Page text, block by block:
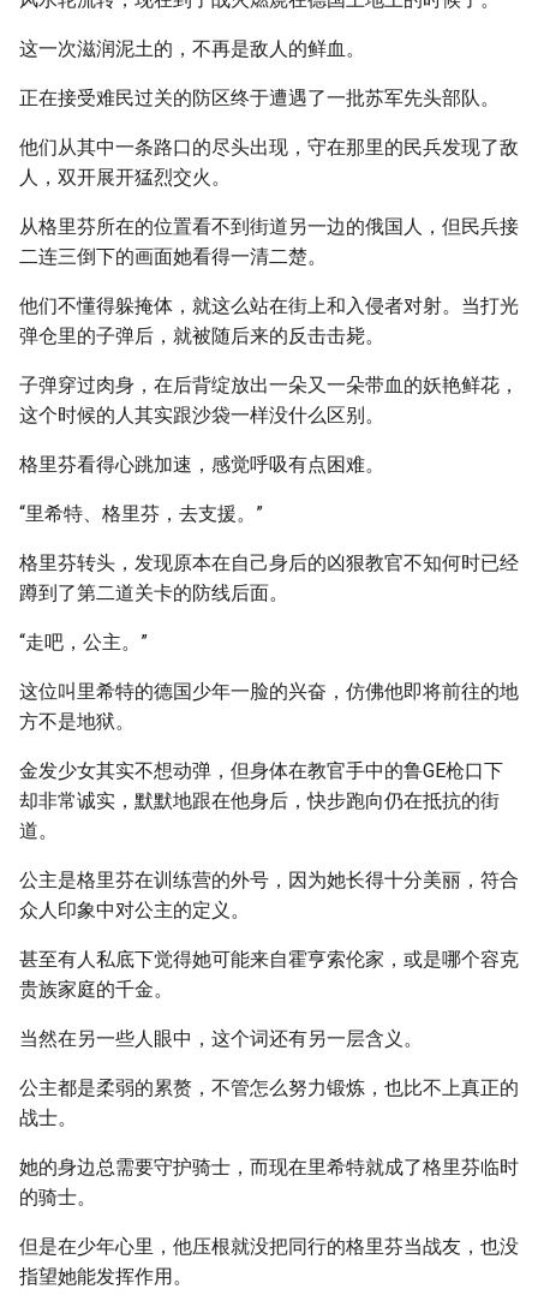
这一次滋润泥土的，不再是敌人的鲜血。
正在接受难民过关的防区终于遭遇了一批苏军先头部队。
他们从其中一条路口的尽头出现，守在那里的民兵发现了敌
人，双开展开猛烈交火。
从格里芬所在的位置看不到街道另一边的俄国人，但民兵接
二连三倒下的画面她看得一清二楚。
他们不懂得躲掩体，就这么站在街上和入侵者对射。当打光
弹仓里的子弹后，就被随后来的反击击毙。
子弹穿过肉身，在后背绽放出一朵又一朵带血的妖艳鲜花，
这个时候的人其实跟沙袋一样没什么区别。
格里芬看得心跳加速，感觉呼吸有点困难。
“里希特、格里芬，去支援。”
格里芬转头，发现原本在自己身后的凶狠教官不知何时已经
蹲到了第二道关卡的防线后面。
“走吧，公主。”
这位叫里希特的德国少年一脸的兴奋，仿佛他即将前往的地
方不是地狱。
金发少女其实不想动弹，但身体在教官手中的鲁GE枪口下
却非常诚实，默默地跟在他身后，快步跑向仍在抵抗的街
道。
公主是格里芬在训练营的外号，因为她长得十分美丽，符合
众人印象中对公主的定义。
甚至有人私底下觉得她可能来自霍亨索伦家，或是哪个容克
贵族家庭的千金。
当然在另一些人眼中，这个词还有另一层含义。
公主都是柔弱的累赘，不管怎么努力锻炼，也比不上真正的
战士。
她的身边总需要守护骑士，而现在里希特就成了格里芬临时
的骑士。
但是在少年心里，他压根就没把同行的格里芬当战友，也没
指望她能发挥作用。